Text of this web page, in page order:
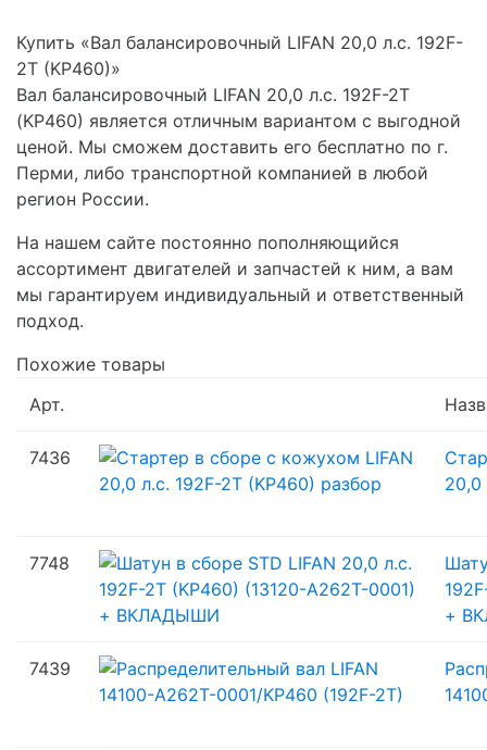
Купить «Вал балансировочный LIFAN 20,0 л.с. 192F-
2T (KP460)»
Вал балансировочный LIFAN 20,0 л.с. 192F-2T
(KP460) является отличным вариантом с выгодной
ценой. Мы сможем доставить его бесплатно по г.
Перми, либо транспортной компанией в любой
регион России.
На нашем сайте постоянно пополняющийся
ассортимент двигателей и запчастей к ним, а вам
мы гарантируем индивидуальный и ответственный
подход.
Похожие товары
Арт.
7436
20,0
7748
+
7439